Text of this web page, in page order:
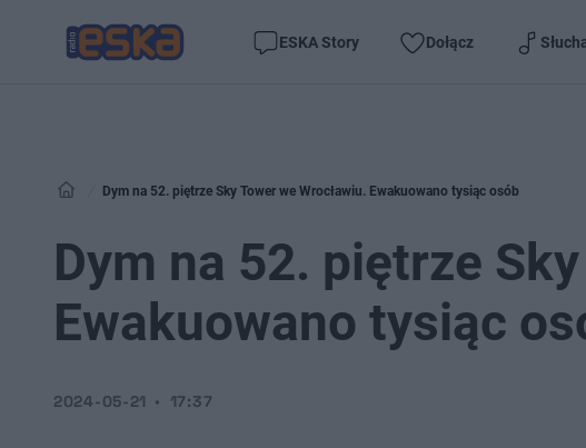
ESKA Story Dołącz
Dym na 52. piętrze Sky Tower we Wrocławiu. Ewakuowano tysiąc osób
Dym na 52. piętrze
Ewakuowano tysiąc
2024-05-21 17:37